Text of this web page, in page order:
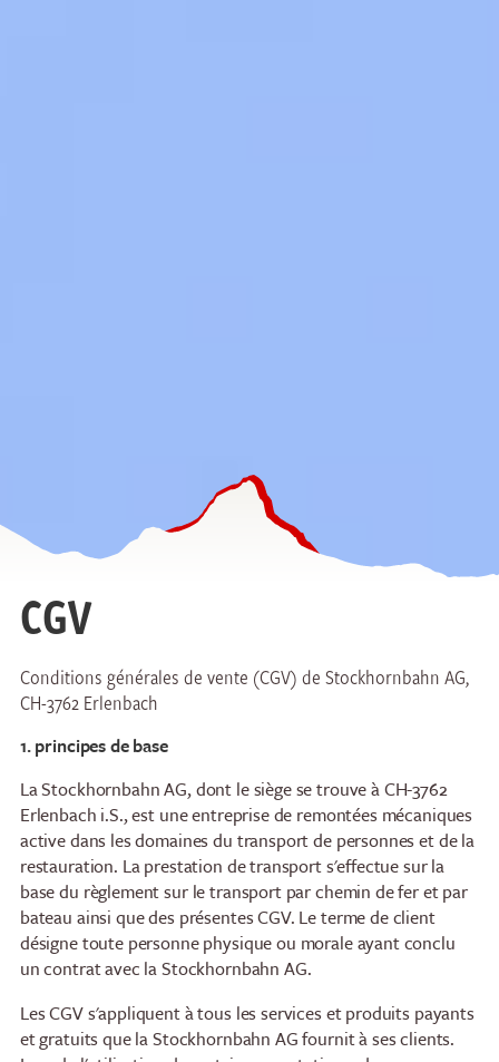
CGV
Conditions générales de vente (CGV) de Stockhornbahn AG,
CH-3762 Erlenbach
1. principes de base
La Stockhornbahn AG, dont le siège se trouve à CH-3762
Erlenbach i.S., est une entreprise de remontées mécaniques
active dans les domaines du transport de personnes et de la
restauration. La prestation de transport s'effectue sur la
base du règlement sur le transport par chemin de fer et par
bateau ainsi que des présentes CGV. Le terme de client
désigne toute personne physique ou morale ayant conclu
un contrat avec la Stockhornbahn AG.
Les CGV s'appliquent à tous les services et produits payants
et gratuits que la Stockhornbahn AG fournit à ses clients.